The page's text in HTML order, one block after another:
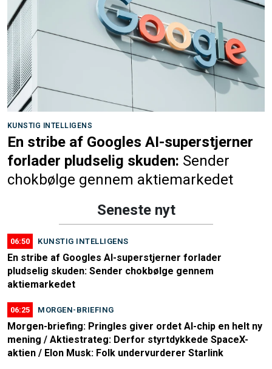
KUNSTIG INTELLIGENS
En stribe af Googles AI-superstjerner
forlader pludselig skuden: Sender
chokbølge gennem aktiemarkedet
Seneste nyt
06:50 KUNSTIG INTELLIGENS
En stribe af Googles AI-superstjerner forlader
pludselig skuden: Sender chokbølge gennem
aktiemarkedet
06:25 MORGEN-BRIEFING
Morgen-briefing: Pringles giver ordet AI-chip en helt ny
mening / Aktiestrateg: Derfor styrtdykkede SpaceX-
aktien / Elon Musk: Folk undervurderer Starlink